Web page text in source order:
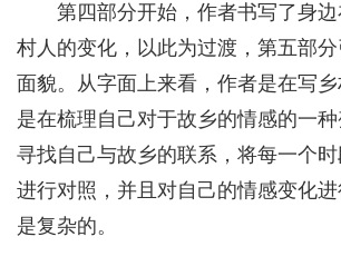
第四部分开始，作者书写了身
村人的变化，以此为过渡，第五部
面貌。从字面上来看，作者是在写
是在梳理自己对于故乡的情感的一
寻找自己与故乡的联系，将每一个
进行对照，并且对自己的情感变化
是复杂的。